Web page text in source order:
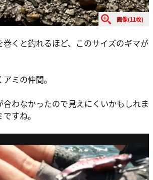
画像(11枚)
くと釣れるほど、このサイズのギマが
ミの仲間。
わなかったので見えにくいかもしれま
すね。